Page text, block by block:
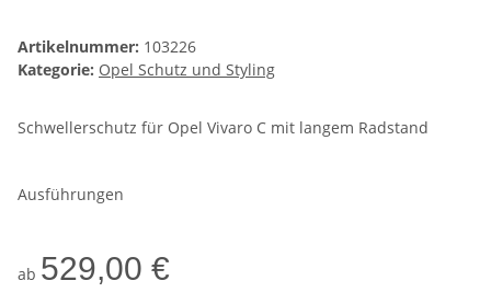
Artikelnummer: 103226
Kategorie: Opel Schutz und Styling
Schwellerschutz für Opel Vivaro C mit langem Radstand
Ausführungen
ab 529,00 €